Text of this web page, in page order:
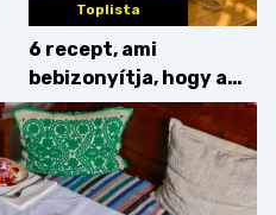
Toplista
6 recept, ami
bebizonyítja, hogy a
barack húsok mellé is
zseniális